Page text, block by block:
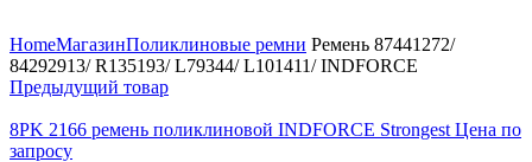
HomeМагазинПоликлиновые ремни Ремень 87441272/
84292913/ R135193/ L79344/ L101411/ INDFORCE
Предыдущий товар
8PK 2166 ремень поликлиновой INDFORCE Strongest Цена по
запросу